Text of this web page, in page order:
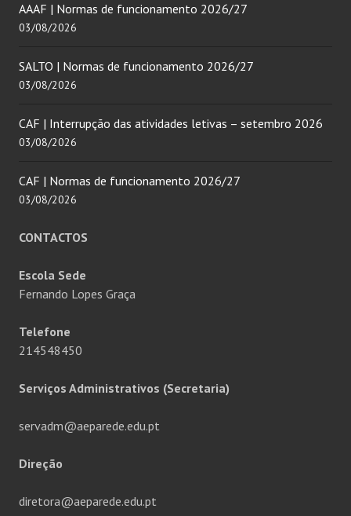
AAAF | Normas de funcionamento 2026/27
03/08/2026
SALTO | Normas de funcionamento 2026/27
03/08/2026
CAF | Interrupção das atividades letivas – setembro 2026
03/08/2026
CAF | Normas de funcionamento 2026/27
03/08/2026
CONTACTOS
Escola Sede
Fernando Lopes Graça
Telefone
214548450
Serviços Administrativos (Secretaria)
servadm@aeparede.edu.pt
Direção
diretora@aeparede.edu.pt